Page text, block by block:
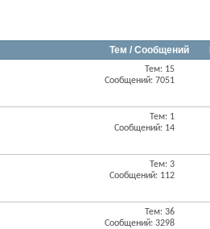
Тем / Сообщений
Тем: 15
Сообщений: 7051
Тем: 1
Сообщений: 14
Тем: 3
Сообщений: 112
Тем: 36
Сообщений: 3298